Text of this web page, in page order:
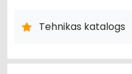
LAUKSAIMNIECĪBAS TEHNIKAS
LAUKSAIMNIECĪBAS TEHNIKAS
Tehnikas katalogs